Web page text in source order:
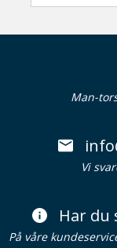
Man-
Vi
Har du
På våre